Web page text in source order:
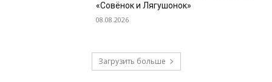
«Совёнок и Лягушонок»
08.08.2026
Загрузить больше